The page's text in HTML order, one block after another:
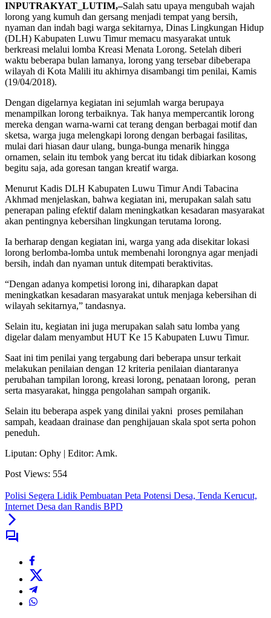
INPUTRAKYAT_LUTIM,–Salah satu upaya mengubah wajah
lorong yang kumuh dan gersang menjadi tempat yang bersih,
nyaman dan indah bagi warga sekitarnya, Dinas Lingkungan Hidup
(DLH) Kabupaten Luwu Timur memacu masyarakat untuk
berkreasi melalui lomba Kreasi Menata Lorong. Setelah diberi
waktu beberapa bulan lamanya, lorong yang tersebar dibeberapa
wilayah di Kota Malili itu akhirnya disambangi tim penilai, Kamis
(19/04/2018).
Dengan digelarnya kegiatan ini sejumlah warga berupaya
menampilkan lorong terbaiknya. Tak hanya mempercantik lorong
mereka dengan warna-warni cat terang dengan berbagai motif dan
sketsa, warga juga melengkapi lorong dengan berbagai fasilitas,
mulai dari hiasan daur ulang, bunga-bunga menarik hingga
ornamen, selain itu tembok yang bercat itu tidak dibiarkan kosong
begitu saja, ada goresan tangan kreatif warga.
Menurut Kadis DLH Kabupaten Luwu Timur Andi Tabacina
Akhmad menjelaskan, bahwa kegiatan ini, merupakan salah satu
penerapan paling efektif dalam meningkatkan kesadaran masyarakat
akan pentingnya kebersihan lingkungan terutama lorong.
Ia berharap dengan kegiatan ini, warga yang ada disekitar lokasi
lorong berlomba-lomba untuk membenahi lorongnya agar menjadi
bersih, indah dan nyaman untuk ditempati beraktivitas.
“Dengan adanya kompetisi lorong ini, diharapkan dapat
meningkatkan kesadaran masyarakat untuk menjaga kebersihan di
wilayah sekitarnya,” tandasnya.
Selain itu, kegiatan ini juga merupakan salah satu lomba yang
digelar dalam menyambut HUT Ke 15 Kabupaten Luwu Timur.
Saat ini tim penilai yang tergabung dari beberapa unsur terkait
melakukan penilaian dengan 12 kriteria penilaian diantaranya
perubahan tampilan lorong, kreasi lorong, penataan lorong, peran
serta masyarakat, hingga pengolahan sampah organik.
Selain itu beberapa aspek yang dinilai yakni proses pemilahan
sampah, keadaan drainase dan penghijauan skala spot serta pohon
peneduh.
Liputan: Ophy | Editor: Amk.
Post Views: 554
Polisi Segera Lidik Pembuatan Peta Potensi Desa, Tenda Kerucut,
Internet Desa dan Randis BPD